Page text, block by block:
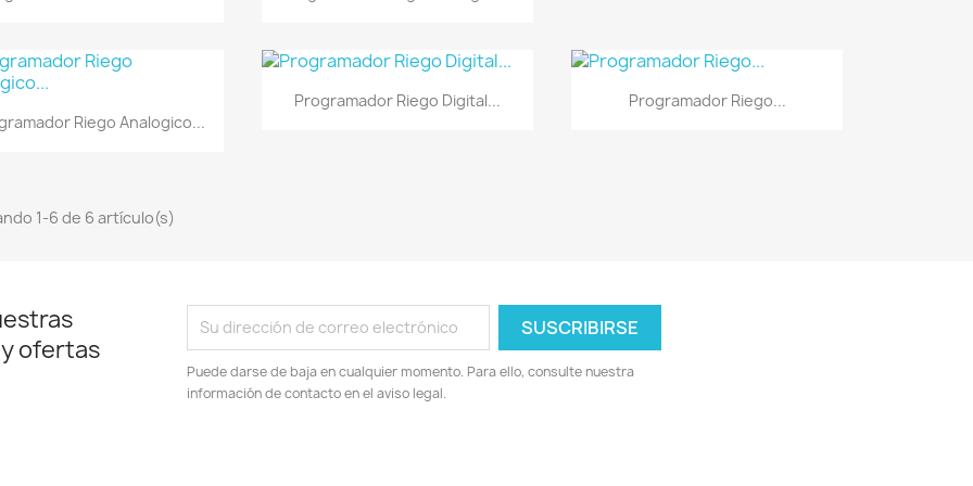
Vista rápida
Riego Analogico...
Vista rápida
Programador Riego Digital... Vista rápida
Programador Riego...
1-6 de 6 artículo(s)
ofertas
Puede darse de baja en cualquier momento. Para ello, consulte nuestra
información de contacto en el aviso legal.